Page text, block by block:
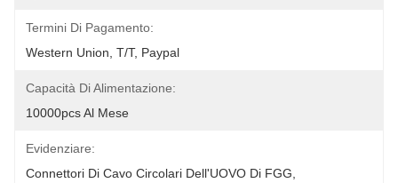
Termini Di Pagamento:
Western Union, T/T, Paypal
Capacità Di Alimentazione:
10000pcs Al Mese
Evidenziare:
Connettori Di Cavo Circolari Dell'UOVO Di FGG